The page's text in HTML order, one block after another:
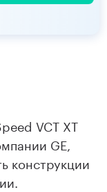
VCT XT
GE,
конструкции